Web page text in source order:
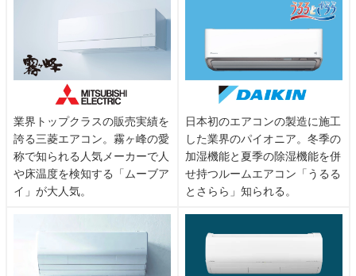
若鶴町、若葉通
業界トップクラスの販売実績を
誇る三菱エアコン。霧ヶ峰の愛
称で知られる人気メーカーで人
や床温度を検知する「ムーブア
イ」が大人気。
日本初のエアコンの製造に施工
した業界のパイオニア。冬季の
加湿機能と夏季の除湿機能を併
せ持つルームエアコン「うるる
とさらら」知られる。